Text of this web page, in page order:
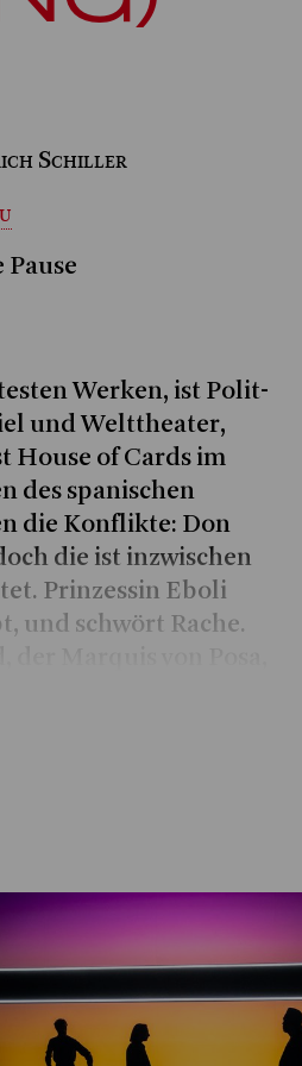
Schiller
Pause
Werken, ist Polit-
und Welttheater,
House of Cards im
des spanischen
die Konflikte: Don
die ist inzwischen
Prinzessin Eboli
und schwört Rache.
Es stehen sich
und politischen
und korrumpiert
sollte es anders
dreiundzwanzig
getan, wie es